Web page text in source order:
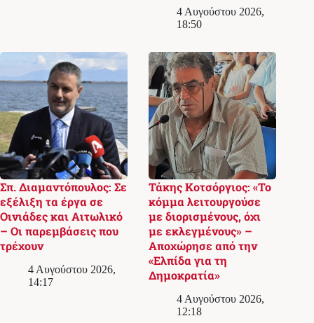
4 Αυγούστου 2026,
18:50
Σπ. Διαμαντόπουλος: Σε
εξέλιξη τα έργα σε
Οινιάδες και Αιτωλικό
– Οι παρεμβάσεις που
τρέχουν
4 Αυγούστου 2026,
14:17
Τάκης Κοτσόργιος: «Το
κόμμα λειτουργούσε
με διορισμένους, όχι
με εκλεγμένους» –
Αποχώρησε από την
«Ελπίδα για τη
Δημοκρατία»
4 Αυγούστου 2026,
12:18